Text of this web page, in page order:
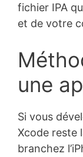
fichier IPA
et de votre
une
Si vous
Xcode reste
branchez